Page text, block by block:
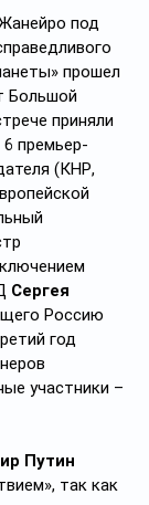
под
прошел
Большой
приняли
6 премьер-
(КНР,
Сергея
Россию
год
участники –
Путин
так как